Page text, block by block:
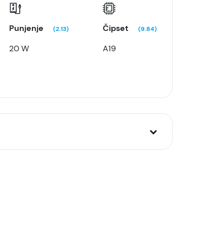
Punjenje (2.13)
20 W
Čipset (9.84)
A19